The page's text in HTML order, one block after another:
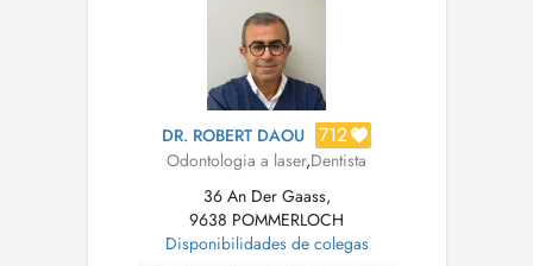
DR. ROBERT DAOU 712
Odontologia a laser,Dentista
36 An Der Gaass,
9638 POMMERLOCH
Disponibilidades de colegas